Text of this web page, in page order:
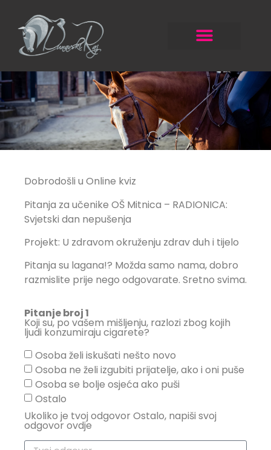
Dobrodošli u Online kviz
Pitanja za učenike OŠ Mitnica – RADIONICA:
Svjetski dan nepušenja
Projekt: U zdravom okruženju zdrav duh i tijelo
Pitanja su lagana!? Možda samo nama, dobro
razmislite prije nego odgovarate. Sretno svima.
Pitanje broj 1
Koji su, po vašem mišljenju, razlozi zbog kojih
ljudi konzumiraju cigarete?
Osoba želi iskušati nešto novo
Osoba ne želi izgubiti prijatelje, ako i oni puše
Osoba se bolje osjeća ako puši
Ostalo
Ukoliko je tvoj odgovor Ostalo, napiši svoj
odgovor ovdje